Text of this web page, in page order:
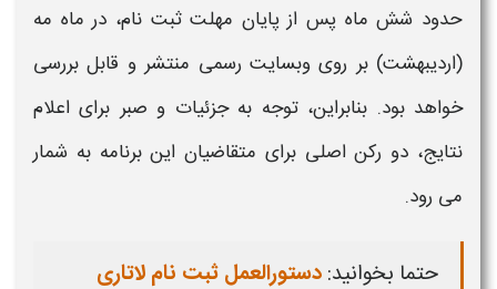
حدود شش ماه پس از پایان مهلت ثبت نام، در ماه مه
(اردیبهشت) بر روی وبسایت رسمی منتشر و قابل بررسی
خواهد بود. بنابراین، توجه به جزئیات و صبر برای اعلام
نتایج، دو رکن اصلی برای متقاضیان این برنامه به شمار
می رود.
حتما بخوانید:دستورالعمل ثبت نام لاتاری